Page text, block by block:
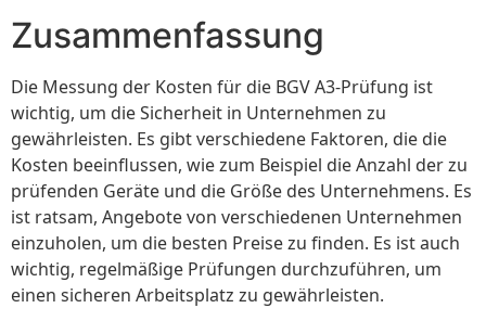
Zusammenfassung
Die Messung der Kosten für die BGV A3-Prüfung ist
wichtig, um die Sicherheit in Unternehmen zu
gewährleisten. Es gibt verschiedene Faktoren, die die
Kosten beeinflussen, wie zum Beispiel die Anzahl der zu
prüfenden Geräte und die Größe des Unternehmens. Es
ist ratsam, Angebote von verschiedenen Unternehmen
einzuholen, um die besten Preise zu finden. Es ist auch
wichtig, regelmäßige Prüfungen durchzuführen, um
einen sicheren Arbeitsplatz zu gewährleisten.